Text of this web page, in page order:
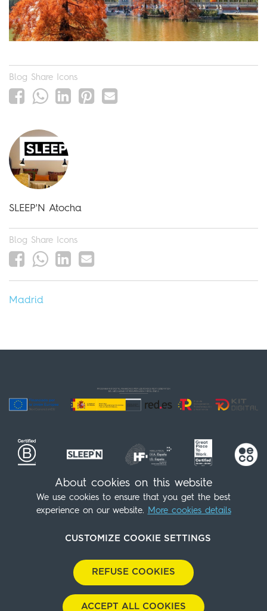
Blog Share Icons
SLEEP'N Atocha
Blog Share Icons
Madrid
Siga-nos!
(+34) 91 539 98 07
Contato Política de Cookies
Notícia legal
Política de Privacidade
Política Ambiental
Política de Compras
Baixar nosso dossiê
About cookies on this website
We use cookies to ensure that you get the best
experience on our website. More cookies details
CUSTOMIZE COOKIE SETTINGS
REFUSE COOKIES
ACCEPT ALL COOKIES